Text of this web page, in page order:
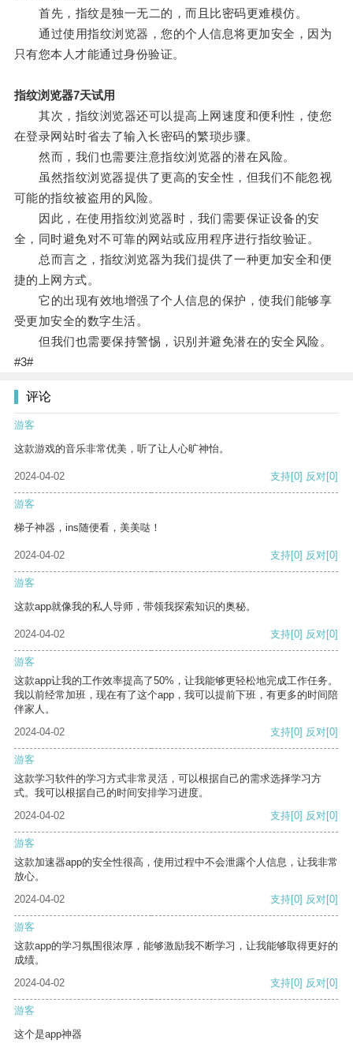
首先，指纹是独一无二的，而且比密码更难模仿。
通过使用指纹浏览器，您的个人信息将更加安全，因为
只有您本人才能通过身份验证。
指纹浏览器7天试用
其次，指纹浏览器还可以提高上网速度和便利性，使您
在登录网站时省去了输入长密码的繁琐步骤。
然而，我们也需要注意指纹浏览器的潜在风险。
虽然指纹浏览器提供了更高的安全性，但我们不能忽视
可能的指纹被盗用的风险。
因此，在使用指纹浏览器时，我们需要保证设备的安
全，同时避免对不可靠的网站或应用程序进行指纹验证。
总而言之，指纹浏览器为我们提供了一种更加安全和便
捷的上网方式。
它的出现有效地增强了个人信息的保护，使我们能够享
受更加安全的数字生活。
但我们也需要保持警惕，识别并避免潜在的安全风险。
#3#
评论
游客
这款游戏的音乐非常优美，听了让人心旷神怡。
2024-04-02 支持[0] 反对[0]
游客
梯子神器，ins随便看，美美哒！
2024-04-02 支持[0] 反对[0]
游客
这款app就像我的私人导师，带领我探索知识的奥秘。
2024-04-02 支持[0] 反对[0]
游客
这款app让我的工作效率提高了50%，让我能够更轻松地完成工作任务。
我以前经常加班，现在有了这个app，我可以提前下班，有更多的时间陪
伴家人。
2024-04-02
支持[0] 反对[0]
游客
这款学习软件的学习方式非常灵活，可以根据自己的需求选择学习方
式。我可以根据自己的时间安排学习进度。
2024-04-02
支持[0] 反对[0]
游客
这款加速器app的安全性很高，使用过程中不会泄露个人信息，让我非常
放心。
2024-04-02
支持[0] 反对[0]
游客
这款app的学习氛围很浓厚，能够激励我不断学习，让我能够取得更好的
成绩。
2024-04-02
支持[0] 反对[0]
游客
这个是app神器